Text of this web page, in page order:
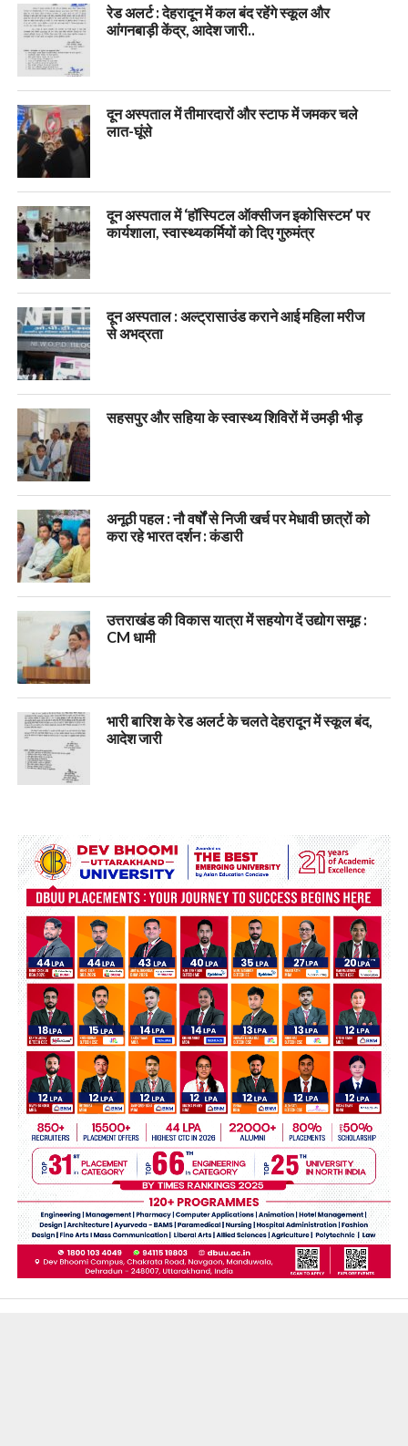
रेड अलर्ट : देहरादून में कल बंद रहेंगे स्कूल और
आंगनबाड़ी केंद्र, आदेश जारी..
दून अस्पताल में तीमारदारों और स्टाफ में जमकर चले
लात-घूंसे
दून अस्पताल में ‘हॉस्पिटल ऑक्सीजन इकोसिस्टम’ पर
कार्यशाला, स्वास्थ्यकर्मियों को दिए गुरुमंत्र
दून अस्पताल : अल्ट्रासाउंड कराने आई महिला मरीज
से अभद्रता
सहसपुर और सहिया के स्वास्थ्य शिविरों में उमड़ी भीड़
अनूठी पहल : नौ वर्षों से निजी खर्च पर मेधावी छात्रों को
करा रहे भारत दर्शन : कंडारी
उत्तराखंड की विकास यात्रा में सहयोग दें उद्योग समूह :
CM धामी
भारी बारिश के रेड अलर्ट के चलते देहरादून में स्कूल बंद,
आदेश जारी